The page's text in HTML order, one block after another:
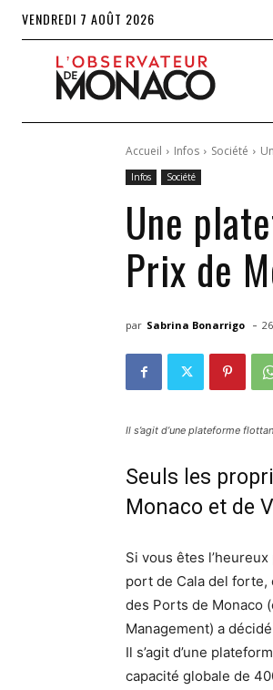
VENDREDI 7 AOÛT 2026
Accueil Infos Société
Infos Société
Une
Prix de
par Sabrina Bonarrigo -
Il s’agit d’une plateforme
Seuls les
Monaco et de
Si vous êtes
port de Cala del
des Ports de Monaco
Management) a
Il s’agit d’une
capacité globale de